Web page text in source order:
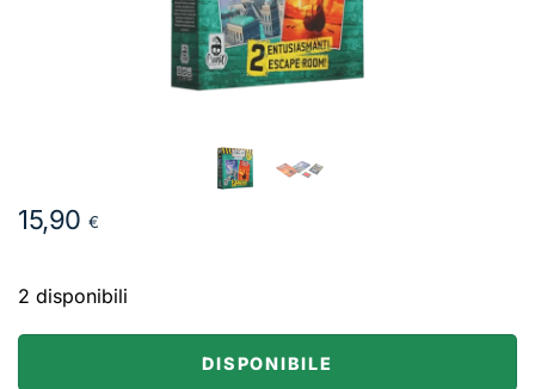
15,90 €
2 disponibili
DISPONIBILE